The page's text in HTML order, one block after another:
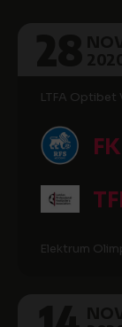
LTFA Optibet
Elektrum